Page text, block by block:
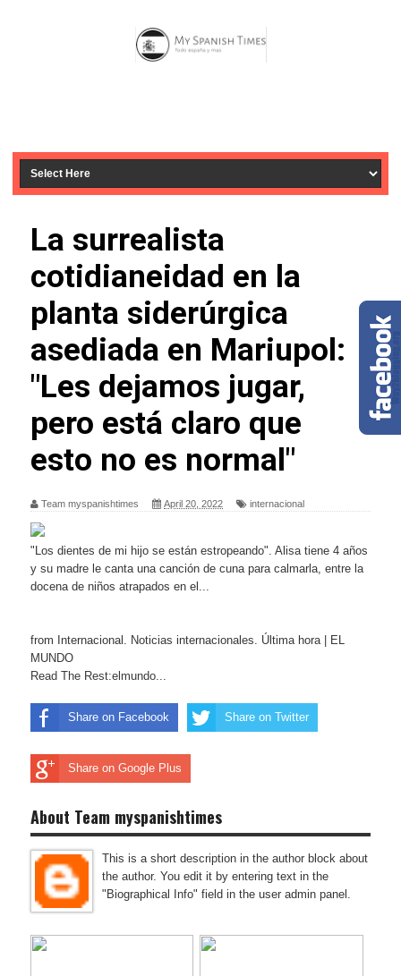
La surrealista
cotidianeidad en la
planta siderúrgica
asediada en Mariupol:
"Les dejamos jugar,
pero está claro que
esto no es normal"
Team myspanishtimes April 20, 2022 internacional
"Los dientes de mi hijo se están estropeando". Alisa tiene 4 años
y su madre le canta una canción de cuna para calmarla, entre la
docena de niños atrapados en el...
from Internacional. Noticias internacionales. Última hora | EL
MUNDO
Read The Rest:elmundo...
Share on Facebook Share on Twitter
Share on Google Plus
About Team myspanishtimes
This is a short description in the author block about
the author. You edit it by entering text in the
"Biographical Info" field in the user admin panel.